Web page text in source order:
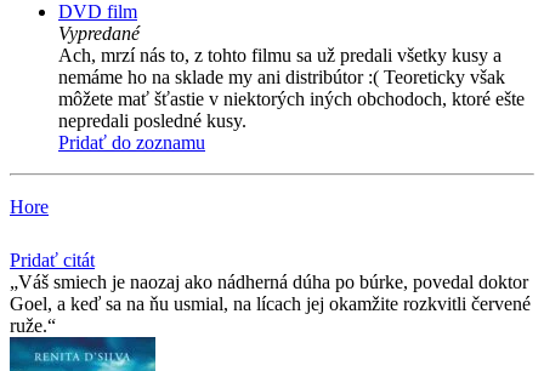
DVD film
Vypredané
Ach, mrzí nás to, z tohto filmu sa už predali všetky kusy a
nemáme ho na sklade my ani distribútor :( Teoreticky však
môžete mať šťastie v niektorých iných obchodoch, ktoré ešte
nepredali posledné kusy.
Pridať do zoznamu
Hore
Pridať citát
Váš smiech je naozaj ako nádherná dúha po búrke, povedal doktor
Goel, a keď sa na ňu usmial, na lícach jej okamžite rozkvitli červené
ruže.